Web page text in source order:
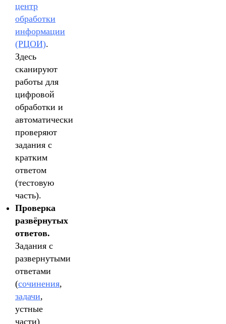
центр
обработки
информации
(РЦОИ).
Здесь
сканируют
работы для
цифровой
обработки и
автоматически
проверяют
задания с
кратким
ответом
(тестовую
часть).
Проверка
развёрнутых
ответов.
Задания с
развернутыми
ответами
(сочинения,
задачи,
устные
части)